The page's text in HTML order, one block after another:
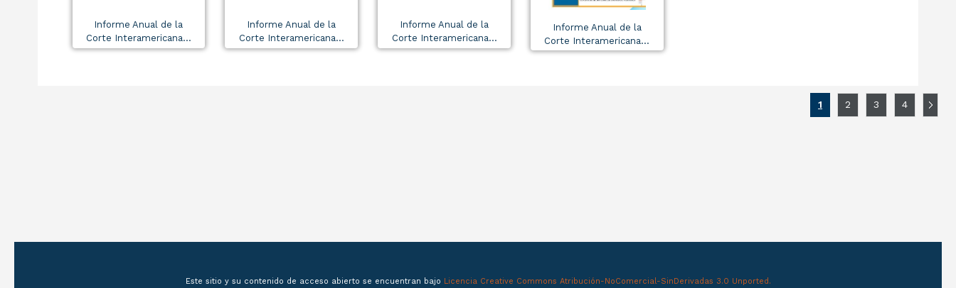
Informe Anual de la
Corte Interamericana...
Informe Anual de la
Corte Interamericana...
Informe Anual de la
Corte Interamericana...
Informe Anual de la
Corte Interamericana...
1 2 3 4
Este sitio y su contenido de acceso abierto se encuentran bajo Licencia Creative Commons Atribución-NoComercial-SinDerivadas 3.0 Unported.